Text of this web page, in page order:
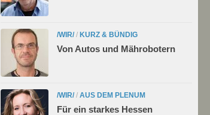
/WIR/ / KURZ & BÜNDIG
Von Autos und Mährobotern
/WIR/ / AUS DEM PLENUM
Für ein starkes Hessen